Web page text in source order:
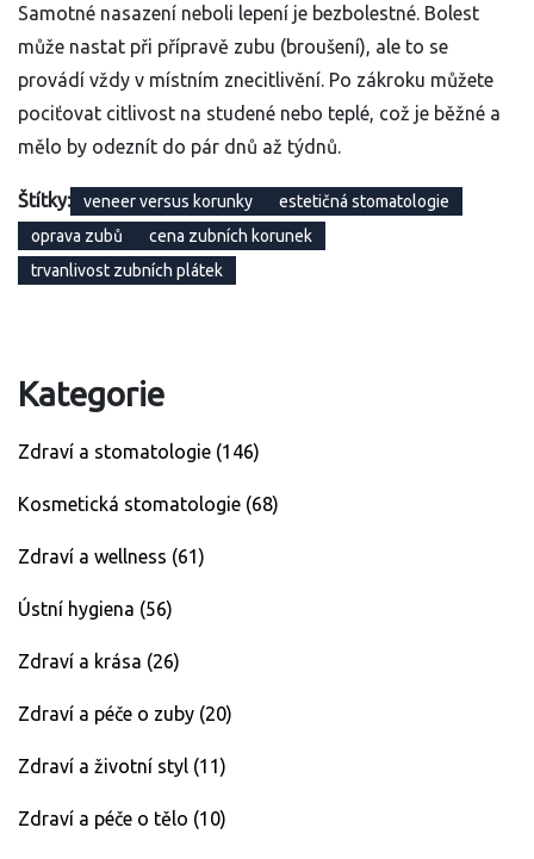
Samotné nasazení neboli lepení je bezbolestné. Bolest
může nastat při přípravě zubu (broušení), ale to se
provádí vždy v místním znecitlivění. Po zákroku můžete
pociťovat citlivost na studené nebo teplé, což je běžné a
mělo by odeznít do pár dnů až týdnů.
Štítky: veneer versus korunky
estetičná stomatologie
oprava zubů
cena zubních korunek
trvanlivost zubních plátek
Kategorie
Zdraví a stomatologie (146)
Kosmetická stomatologie (68)
Zdraví a wellness (61)
Ústní hygiena (56)
Zdraví a krása (26)
Zdraví a péče o zuby (20)
Zdraví a životní styl (11)
Zdraví a péče o tělo (10)